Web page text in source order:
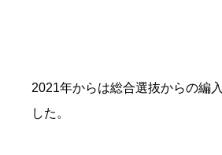
2021年からは総合選抜からの編
した。